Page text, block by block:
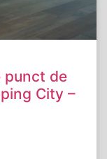
punct de
City –